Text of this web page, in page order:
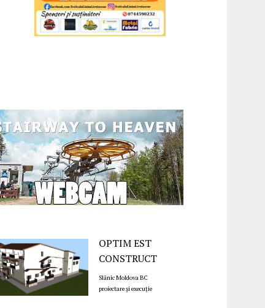
OPTIM EST
CONSTRUCT
Slănic Moldova BC
proiectare și execuție